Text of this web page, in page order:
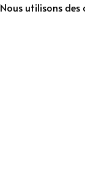
Nous utilisons